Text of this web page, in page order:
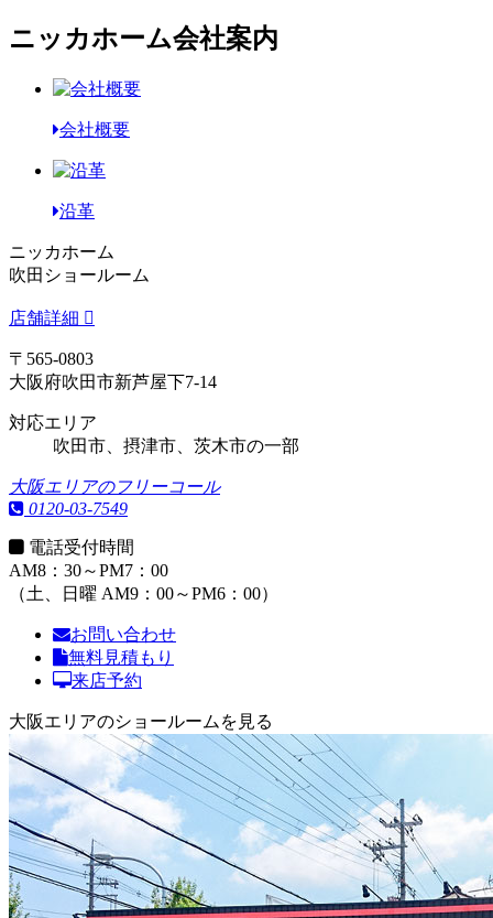
ニッカホーム会社案内
会社概要
沿革
ニッカホーム
吹田ショールーム
店舗詳細
〒565-0803
大阪府吹田市新芦屋下7-14
対応エリア
吹田市、摂津市、茨木市の一部
大阪エリアのフリーコール
0120-03-7549
電話受付時間
AM8：30～PM7：00
（土、日曜 AM9：00～PM6：00）
お問い合わせ
無料見積もり
来店予約
大阪エリアのショールームを見る